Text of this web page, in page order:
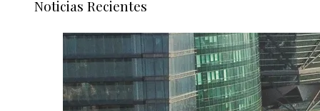
Noticias Recientes